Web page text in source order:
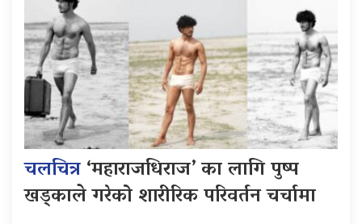
चलचित्र‘महाराजधिराज’ का लागि पुष्प
खड्काले गरेको शारीरिक परिवर्तन चर्चामा